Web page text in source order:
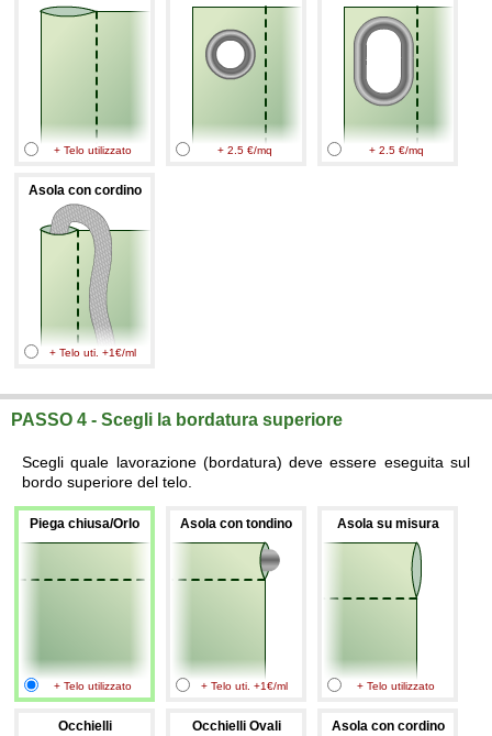
+ Telo utilizzato + 2.5 €/mq + 2.5 €/mq
Asola con cordino
+ Telo uti. +1€/ml
PASSO 4 - Scegli la bordatura superiore
Scegli quale lavorazione (bordatura) deve essere eseguita sul
bordo superiore del telo.
Piega chiusa/Orlo
+ Telo utilizzato
Asola con tondino
+ Telo uti. +1€/ml
Asola su misura
+ Telo utilizzato
Occhielli Occhielli Ovali Asola con cordino